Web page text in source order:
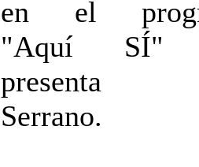
en el
"Aquí SÍ"
presenta
Serrano.